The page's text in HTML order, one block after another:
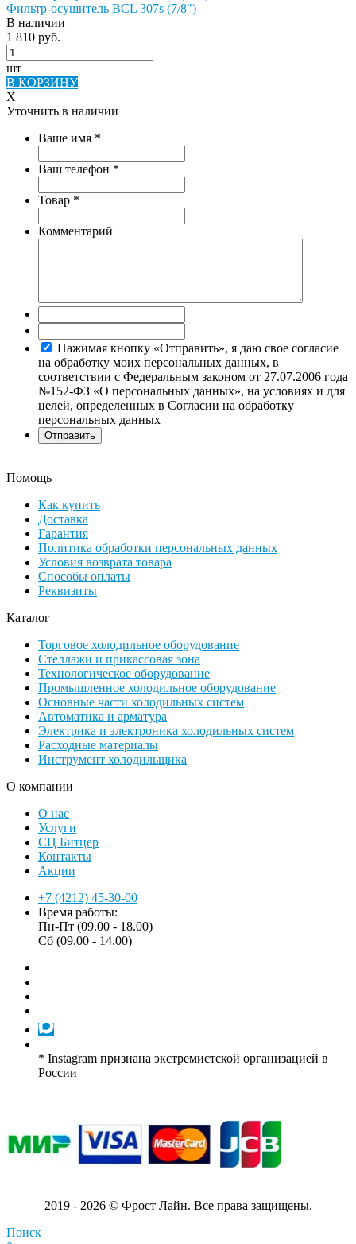
Фильтр-осушитель BCL 307s (7/8")
В наличии
1 810 руб.
шт
В КОРЗИНУ
X
Уточнить в наличии
Ваше имя *
Ваш телефон *
Товар *
Комментарий
Нажимая кнопку «Отправить», я даю свое согласие
на обработку моих персональных данных, в
соответствии с Федеральным законом от 27.07.2006 года
№152-ФЗ «О персональных данных», на условиях и для
целей, определенных в Согласии на обработку
персональных данных
Помощь
Как купить
Доставка
Гарантия
Политика обработки персональных данных
Условия возврата товара
Способы оплаты
Реквизиты
Каталог
Торговое холодильное оборудование
Стеллажи и прикассовая зона
Технологическое оборудование
Промышленное холодильное оборудование
Основные части холодильных систем
Автоматика и арматура
Электрика и электроника холодильных систем
Расходные материалы
Инструмент холодильщика
О компании
О нас
Услуги
СЦ Битцер
Контакты
Акции
+7 (4212) 45-30-00
Время работы:
Пн-Пт (09.00 - 18.00)
Сб (09.00 - 14.00)
* Instagram признана экстремистской организацией в
России
2019 - 2026 © Фрост Лайн. Все права защищены.
Поиск